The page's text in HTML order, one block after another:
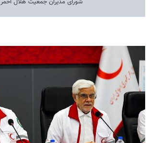
شورای مدیران جمعیت هلال احمر